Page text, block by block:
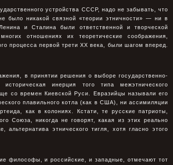
устройства СССР, надо не забывать, что
было никакой связной «теории этничности» — ни в
и Сталина были ответственной и творческой
отношениях их теоретические соображения,
процесса первой трети XX века, были шагом вперед.
в принятии решения о выборе государственно-
инерция того типа межэтнического
со времен Киевской Руси. Евразийцы называли его
плавильного котла (как в США), ни ассимиляции
как в колониях. Кстати, те русские патриоты,
Союза, никогда не говорят, какая из этих реально
этнического тигля, хотя гласно этого
философы, и российские, и западные, отмечают тот